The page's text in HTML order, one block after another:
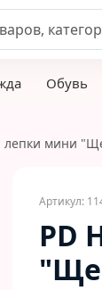
Обувь
лепки мини
Артикул:
PD